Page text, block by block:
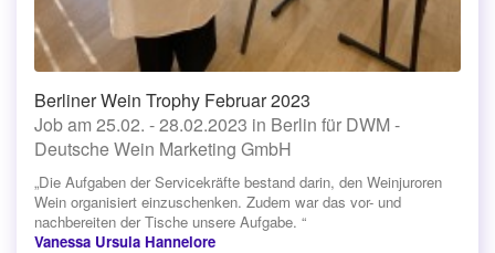
Berliner Wein Trophy Februar 2023
Job am 25.02. - 28.02.2023 in Berlin für DWM -
Deutsche Wein Marketing GmbH
„Die Aufgaben der Servicekräfte bestand darin, den Weinjuroren
Wein organisiert einzuschenken. Zudem war das vor- und
nachbereiten der Tische unsere Aufgabe. “
Vanessa Ursula Hannelore